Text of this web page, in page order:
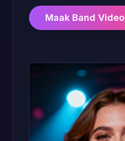
Maak Band Video